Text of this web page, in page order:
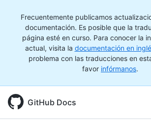
Frecuentemente publicamos
documentación. Es posible que la
página esté en curso. Para conocer la
actual, visita la documentación en
problema con las traducciones en
favor infórmanos.
GitHub Docs